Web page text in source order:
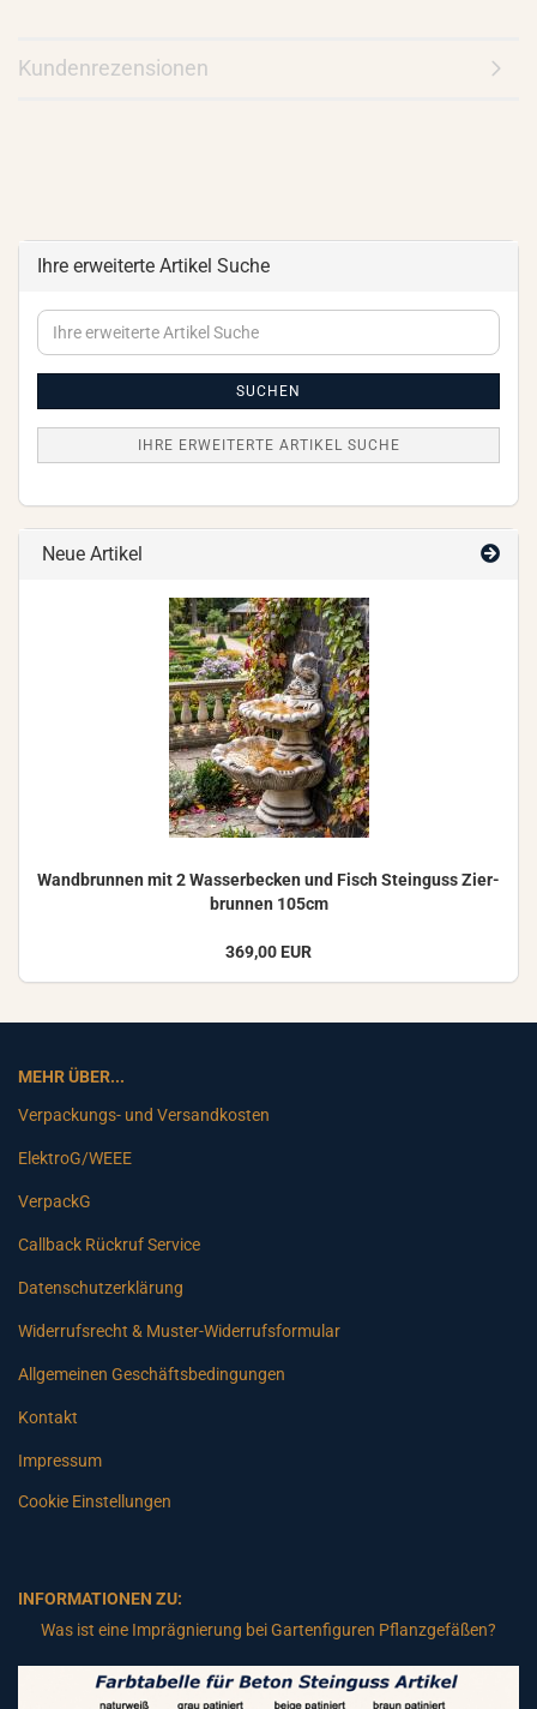
Kundenrezensionen
Ihre erweiterte Artikel Suche
Ihre
erweiterte
SUCHEN
IHRE ERWEITERTE ARTIKEL SUCHE
Neue Artikel
Wand­brun­nen mit 2 Was­ser­be­cken und Fisch Stein­guss Zier­
brun­nen 105cm
369,00 EUR
MEHR ÜBER...
Verpackungs- und Versandkosten
ElektroG/WEEE
VerpackG
Callback Rückruf Service
Datenschutzerklärung
Widerrufsrecht & Muster-Widerrufsformular
Allgemeinen Geschäftsbedingungen
Kontakt
Impressum
Cookie Einstellungen
INFORMATIONEN ZU:
Was ist eine Imprägnierung bei Gartenfiguren Pflanzgefäßen?